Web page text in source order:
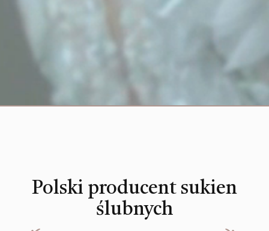
Polski producent sukien
ślubnych